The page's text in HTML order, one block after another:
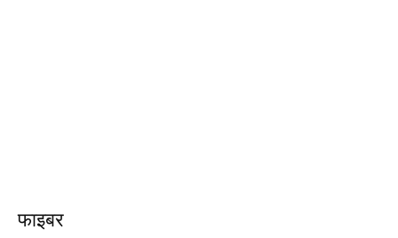
फाइबर